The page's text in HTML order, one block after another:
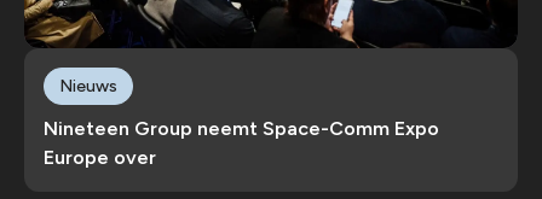
Nineteen Group neemt Space-Comm Expo
Europe over
Nieuws